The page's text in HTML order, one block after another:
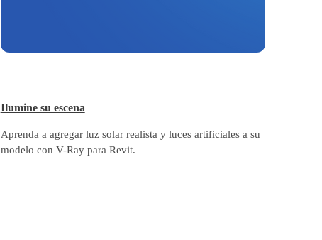
Ilumine su escena
Aprenda a agregar luz solar realista y luces artificiales a su
modelo con V-Ray para Revit.